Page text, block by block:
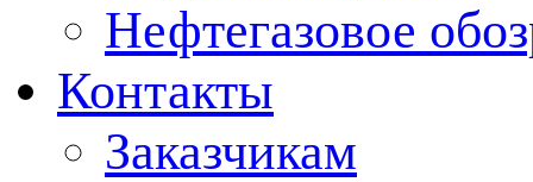
Нефтегазовое
Контакты
Заказчикам